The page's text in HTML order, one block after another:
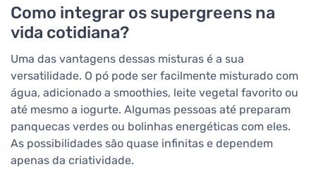
Como integrar os supergreens na
vida cotidiana?
Uma das vantagens dessas misturas é a sua
versatilidade. O pó pode ser facilmente misturado com
água, adicionado a smoothies, leite vegetal favorito ou
até mesmo a iogurte. Algumas pessoas até preparam
panquecas verdes ou bolinhas energéticas com eles.
As possibilidades são quase infinitas e dependem
apenas da criatividade.